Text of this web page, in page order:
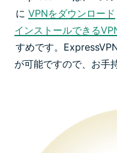
に VPNをダウンロード
インストールできる
すめです。
が可能ですので、お手